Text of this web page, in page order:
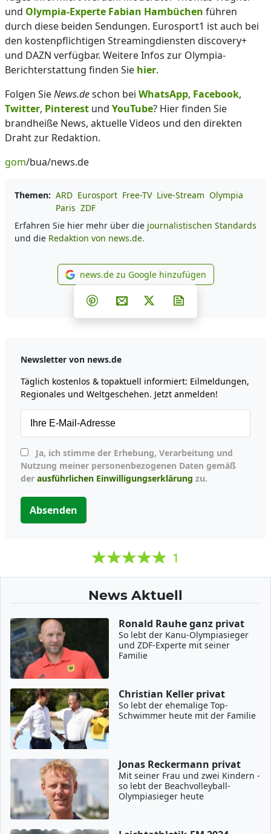
und Olympia-Experte Fabian Hambüchen führen
durch diese beiden Sendungen. Eurosport1 ist auch bei
den kostenpflichtigen Streamingdiensten discovery+
und DAZN verfügbar. Weitere Infos zur Olympia-
Berichterstattung finden Sie hier.
Folgen SieNews.deschon bei WhatsApp, Facebook,
Twitter, Pinterest und YouTube? Hier finden Sie
brandheiße News, aktuelle Videos und den direkten
Draht zur Redaktion.
gom/bua/news.de
Themen: ARD Eurosport Free-TV Live-Stream Olympia
Paris ZDF
Erfahren Sie hier mehr über die journalistischen Standards
und die Redaktion von news.de.
news.de zu Google
news.de zu Google hinzufügen
Teilen auf Facebook
Teilen auf Whatsapp
Teilen auf Telegram
Teilen auf Pinterest
Per E-Mail teilen
Post auf X
Newsletter von news.de
Täglich kostenlos & topaktuell informiert: Eilmeldungen,
Regionales und Weltgeschehen. Jetzt anmelden!
Nutzung meiner personenbezogenen Daten gemäß
der ausführlichen Einwilligungserklärung zu.
Absenden
1
News Aktuell
Ronald Rauhe ganz privat
So lebt der Kanu-Olympiasieger
und ZDF-Experte mit seiner
Familie
Christian Keller privat
So lebt der ehemalige Top-
Schwimmer heute mit der Familie
Jonas Reckermann privat
Mit seiner Frau und zwei Kindern -
so lebt der Beachvolleyball-
Olympiasieger heute